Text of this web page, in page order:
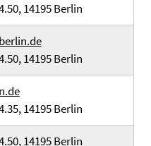
14195 Berlin
14195 Berlin
14195 Berlin
14195 Berlin